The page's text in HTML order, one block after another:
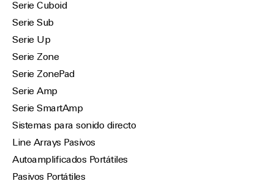
Serie Cuboid
Serie Sub
Serie Up
Serie Zone
Serie ZonePad
Serie Amp
Serie SmartAmp
Sistemas para sonido directo
Line Arrays Pasivos
Autoamplificados Portátiles
Pasivos Portátiles